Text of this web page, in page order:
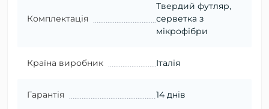
Комплектація
Твердий футляр,
серветка з
мікрофібри
Країна виробник Італія
Гарантія 14 днів